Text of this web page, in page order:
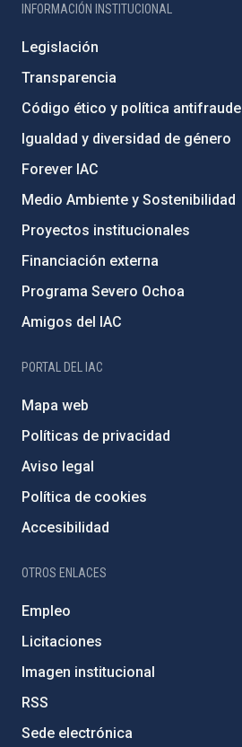
INFORMACIÓN INSTITUCIONAL
Legislación
Transparencia
Código ético y política antifraude
Igualdad y diversidad de género
Forever IAC
Medio Ambiente y Sostenibilidad
Proyectos institucionales
Financiación externa
Programa Severo Ochoa
Amigos del IAC
PORTAL DEL IAC
Mapa web
Políticas de privacidad
Aviso legal
Política de cookies
Accesibilidad
OTROS ENLACES
Empleo
Licitaciones
Imagen institucional
RSS
Sede electrónica